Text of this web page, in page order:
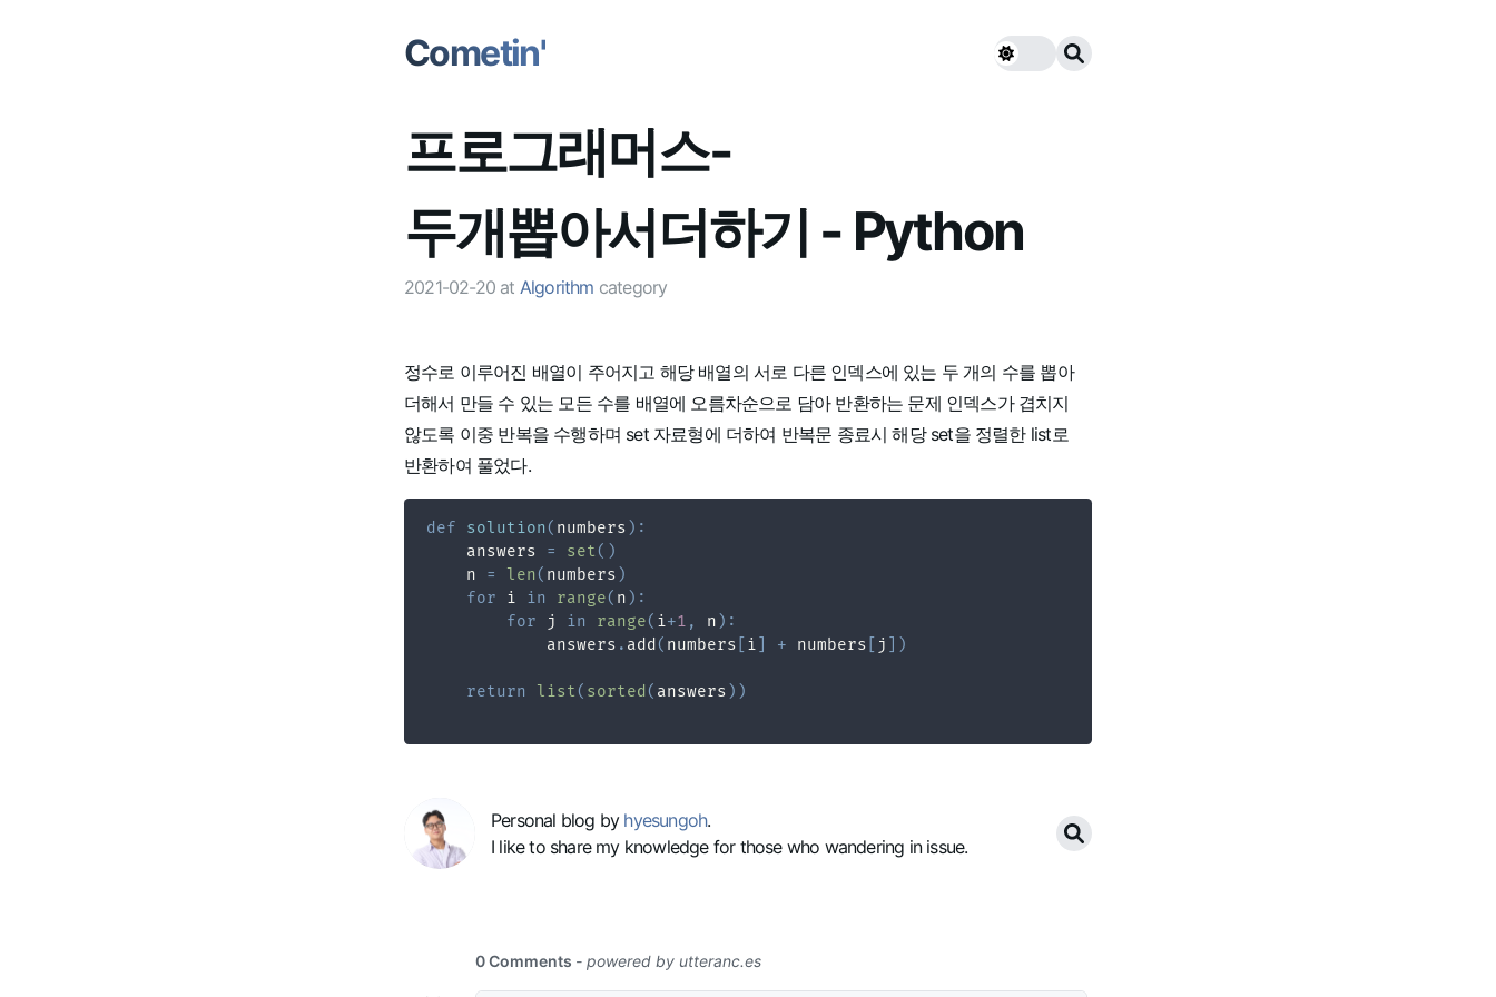
Cometin'
프로그래머스-
두개뽑아서더하기 - Python
2021-02-20 at Algorithm category
정수로 이루어진 배열이 주어지고 해당 배열의 서로 다른 인덱스에 있는 두 개의 수를 뽑아
더해서 만들 수 있는 모든 수를 배열에 오름차순으로 담아 반환하는 문제 인덱스가 겹치지
않도록 이중 반복을 수행하며 set 자료형에 더하여 반복문 종료시 해당 set을 정렬한 list로
반환하여 풀었다.
def solution( numbers ) :
    answers
= set( )
    n
= len( numbers )
for i in range( n ) :
for j in range( i+1 , n ) :
            answers
. add ( numbers i + numbers j )
return list( sorted ( answers ) )
Personal blog by hyesungoh.
I like to share my knowledge for those who wandering in issue.